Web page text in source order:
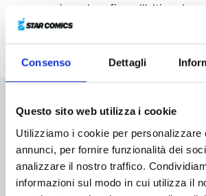
Consenso Dettagli
Questo sito web utilizza i cookie
Utilizziamo i cookie per personalizzare
annunci, per fornire funzionalità dei
analizzare il nostro traffico.
informazioni sul modo in cui utilizza il
senza mai perdere fino all’ultimo la
angolo di questo desolante campo
diversi generi di follia cercano di
Altri volumi della